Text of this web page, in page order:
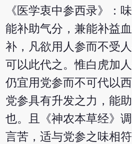
《医学衷中参西录》：
能补助气分，兼能补益
补，凡欲用人参而不受
可以此代之。惟白虎加
仍宜用党参而不可代以
党参具有升发之力，能
也。且《神农本草经》
言苦，适与党参之味相